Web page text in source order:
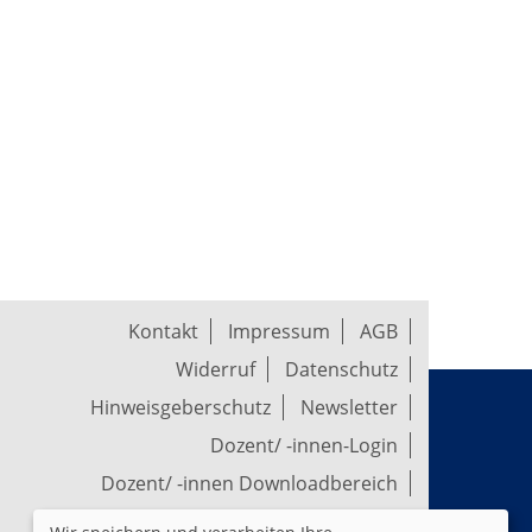
Kontakt Impressum
AGB
Widerruf
Datenschutz
Hinweisgeberschutz
Newsletter
Dozent/ -innen-Login
Dozent/ -innen Downloadbereich